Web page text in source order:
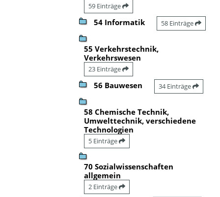
59 Einträge
54 Informatik 58 Einträge
55 Verkehrstechnik,
Verkehrswesen
23 Einträge
56 Bauwesen 34 Einträge
58 Chemische Technik,
Umwelttechnik, verschiedene
Technologien
5 Einträge
70 Sozialwissenschaften
allgemein
2 Einträge